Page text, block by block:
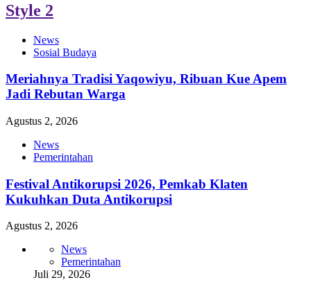
Style 2
News
Sosial Budaya
Meriahnya Tradisi Yaqowiyu, Ribuan Kue Apem
Jadi Rebutan Warga
Agustus 2, 2026
News
Pemerintahan
Festival Antikorupsi 2026, Pemkab Klaten
Kukuhkan Duta Antikorupsi
Agustus 2, 2026
News
Pemerintahan
Juli 29, 2026